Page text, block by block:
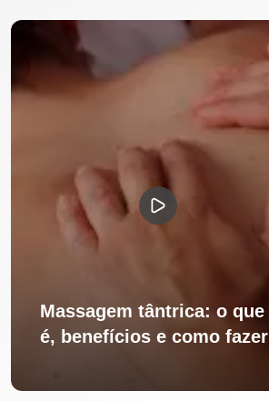
Massagem tântrica: o que
é, benefícios e como fazer